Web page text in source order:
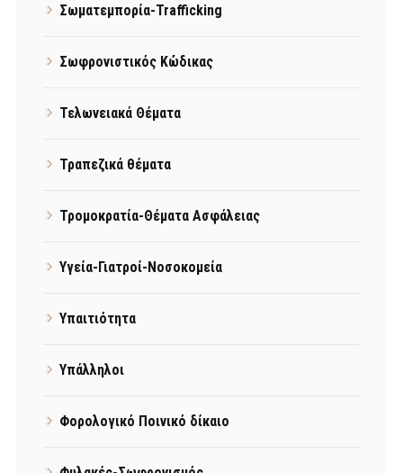
Σωματεμπορία-Trafficking
Σωφρονιστικός Κώδικας
Τελωνειακά Θέματα
Τραπεζικά θέματα
Τρομοκρατία-Θέματα Ασφάλειας
Υγεία-Γιατροί-Νοσοκομεία
Υπαιτιότητα
Υπάλληλοι
Φορολογικό Ποινικό δίκαιο